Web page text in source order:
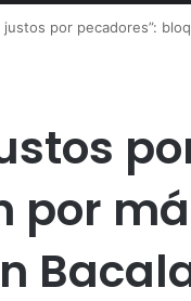
justos por pecadores”:
por